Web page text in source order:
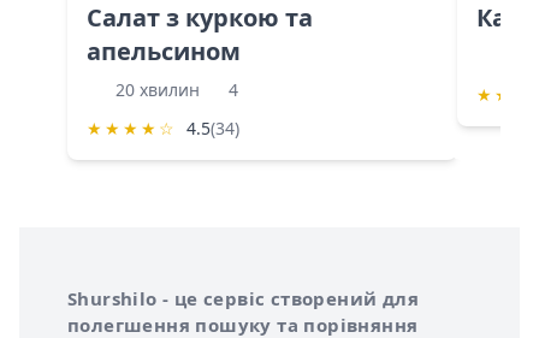
Салат з куркою та
апельсином
20 хвилин
4
★ ★ ★ ★ ☆ 4.5(34)
★ ★
Про сервіс Shurshilo
Shurshilo - це сервіс створений для
полегшення пошуку та порівняння